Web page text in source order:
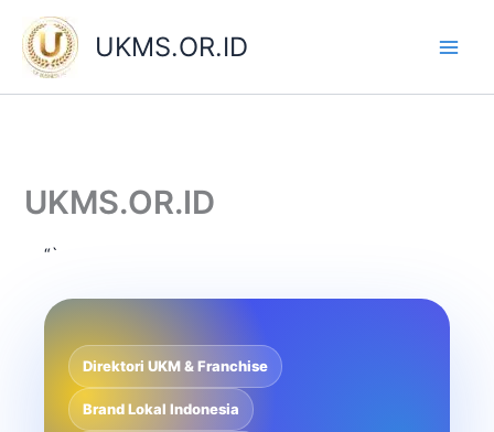
content
UKMS.OR.ID
UKMS.OR.ID
“`
Direktori UKM & Franchise
Brand Lokal Indonesia